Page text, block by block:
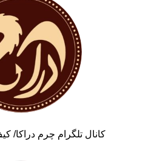
کانال تلگرام چرم دراکا/